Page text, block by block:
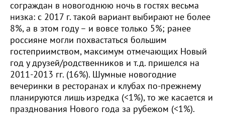
сограждан в новогоднюю ночь в гостях весьма
низка: с 2017 г. такой вариант выбирают не более
8%, а в этом году – и вовсе только 5%; ранее
россияне могли похвастаться большим
гостеприимством, максимум отмечающих Новый
год у друзей/родственников и т.д. пришелся на
2011-2013 гг. (16%). Шумные новогодние
вечеринки в ресторанах и клубах по-прежнему
планируются лишь изредка (<1%), то же касается и
празднования Нового года за рубежом (<1%).